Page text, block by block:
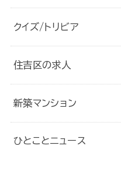
クイズ/トリビア
住吉区の求人
新築マンション
ひとことニュース